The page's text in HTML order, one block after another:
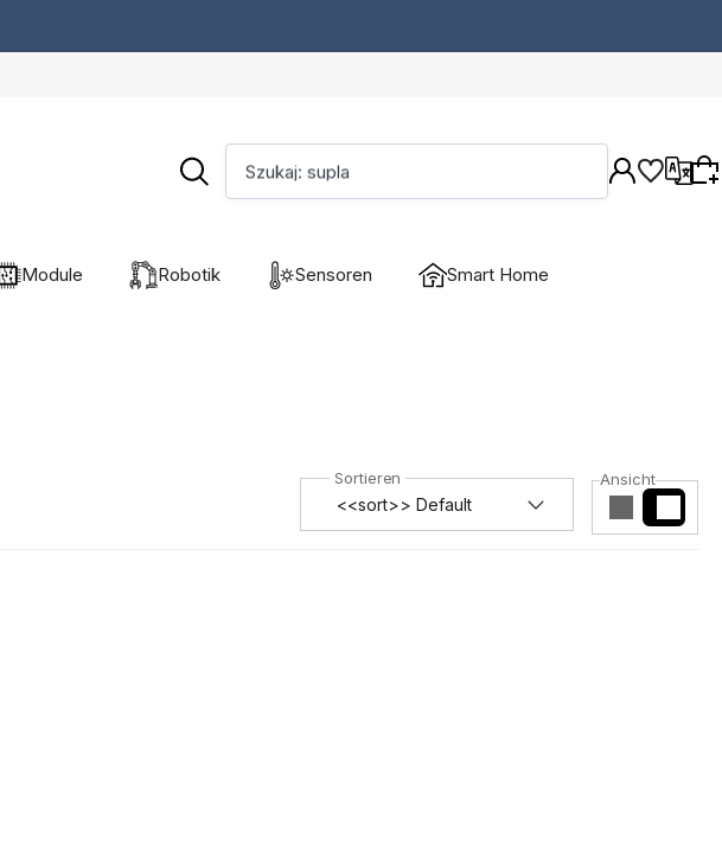
Szukaj: supla
Module Robotik Sensoren Smart Home
Ansicht